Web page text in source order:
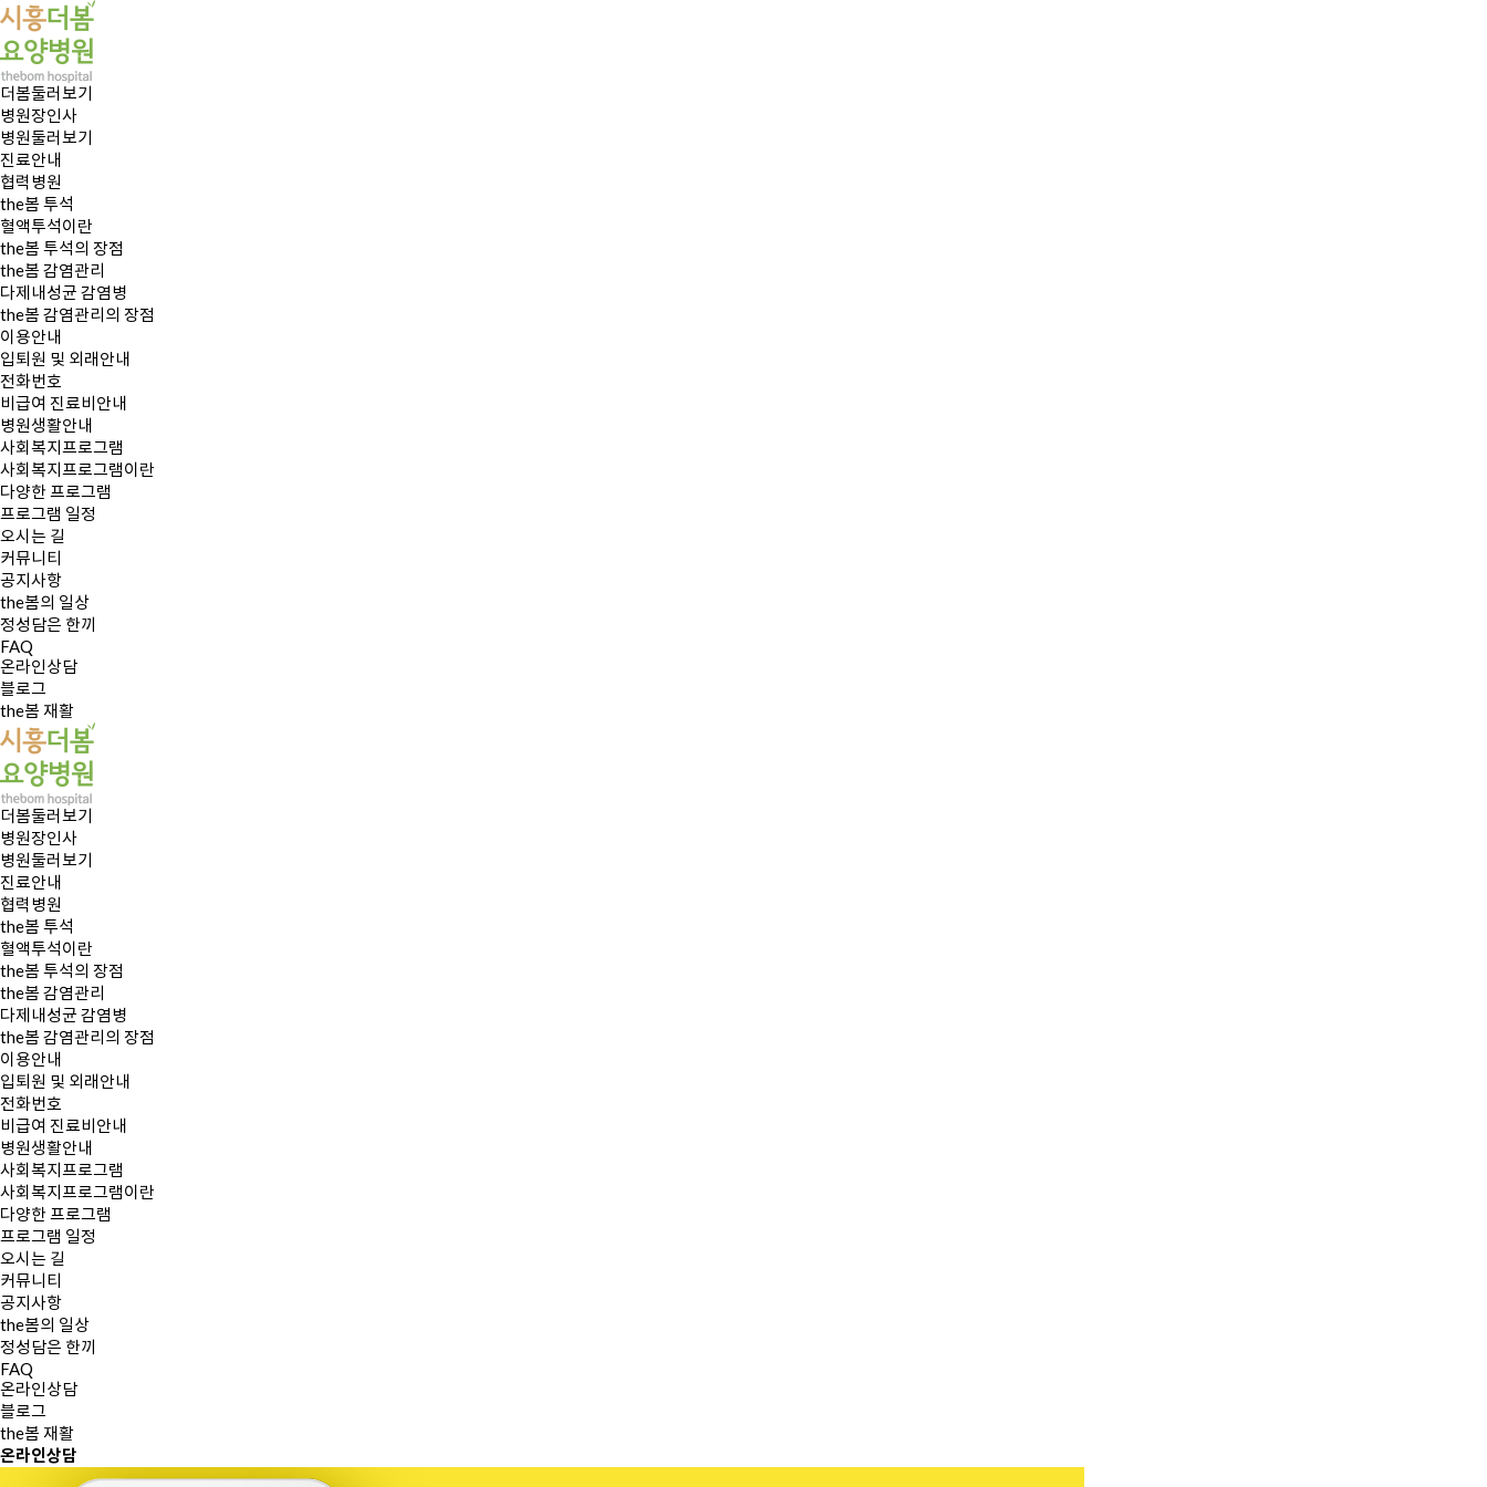
더봄둘러보기
병원장인사
병원둘러보기
진료안내
협력병원
the봄 투석
혈액투석이란
the봄 투석의 장점
the봄 감염관리
다제내성균 감염병
the봄 감염관리의 장점
이용안내
입퇴원 및 외래안내
전화번호
비급여 진료비안내
병원생활안내
사회복지프로그램
사회복지프로그램이란
다양한 프로그램
프로그램 일정
오시는 길
커뮤니티
공지사항
the봄의 일상
정성담은 한끼
FAQ
온라인상담
블로그
the봄 재활
더봄둘러보기
병원장인사
병원둘러보기
진료안내
협력병원
the봄 투석
혈액투석이란
the봄 투석의 장점
the봄 감염관리
다제내성균 감염병
the봄 감염관리의 장점
이용안내
입퇴원 및 외래안내
전화번호
비급여 진료비안내
병원생활안내
사회복지프로그램
사회복지프로그램이란
다양한 프로그램
프로그램 일정
오시는 길
커뮤니티
공지사항
the봄의 일상
정성담은 한끼
FAQ
온라인상담
블로그
the봄 재활
온라인상담